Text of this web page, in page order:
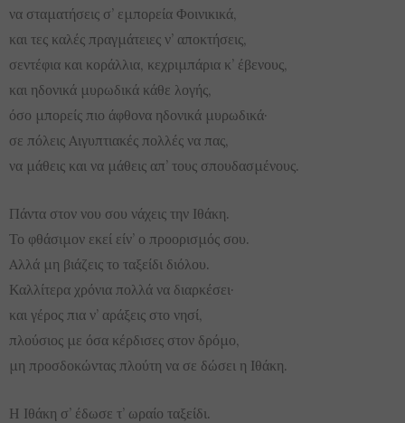
να σταματήσεις σ’ εμπορεία Φοινικικά,
και τες καλές πραγμάτειες ν’ αποκτήσεις,
σεντέφια και κοράλλια, κεχριμπάρια κ’ έβενους,
και ηδονικά μυρωδικά κάθε λογής,
όσο μπορείς πιο άφθονα ηδονικά μυρωδικά·
σε πόλεις Aιγυπτιακές πολλές να πας,
να μάθεις και να μάθεις απ’ τους σπουδασμένους.
Πάντα στον νου σου νάχεις την Ιθάκη.
Το φθάσιμον εκεί είν’ ο προορισμός σου.
Aλλά μη βιάζεις το ταξείδι διόλου.
Καλλίτερα χρόνια πολλά να διαρκέσει·
και γέρος πια ν’ αράξεις στο νησί,
πλούσιος με όσα κέρδισες στον δρόμο,
μη προσδοκώντας πλούτη να σε δώσει η Ιθάκη.
Η Ιθάκη σ’ έδωσε τ’ ωραίο ταξείδι.